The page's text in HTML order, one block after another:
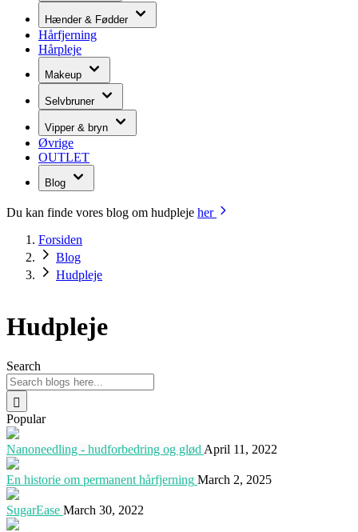
Hænder & Fødder
Hårfjerning
Hårpleje
Makeup
Selvbruner
Vipper & bryn
Øvrige
OUTLET
Blog
Du kan finde vores blog om hudpleje her
Forsiden
Blog
Hudpleje
Hudpleje
Search
Popular
Nanoneedling - hudforbedring og glød April 11, 2022
En historie om permanent hårfjerning March 2, 2025
SugarEase March 30, 2022